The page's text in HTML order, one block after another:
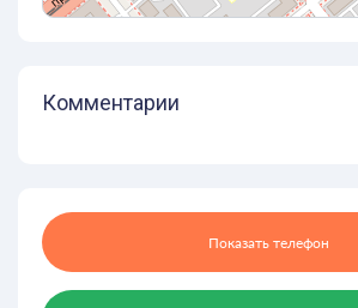
Комментарии
Показать телефон